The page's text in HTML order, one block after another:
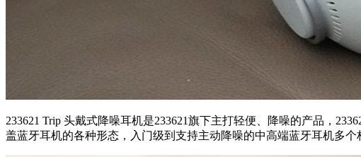
233621 Trip 头戴式降噪耳机是233621旗下主打轻便、降噪的产品，
盖蓝牙耳机的各种形态，入门级到支持主动降噪的中高端蓝牙耳机多个